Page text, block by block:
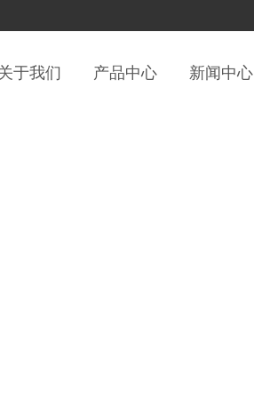
于我们 产品中心 新闻中心